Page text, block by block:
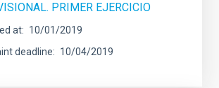
PRIMER EJERCICIO
at
10/01/2019
deadline
10/04/2019